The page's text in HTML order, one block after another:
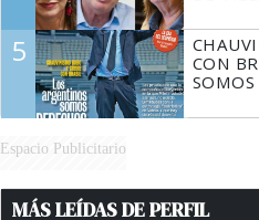
5
CON
Espacio Publicitario
MÁS LEÍDAS DE PERFIL